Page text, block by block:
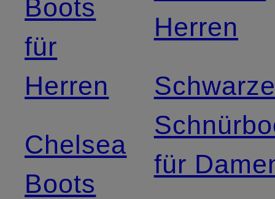
Boots
für
Herren
Chelsea
Boots
Herren
für